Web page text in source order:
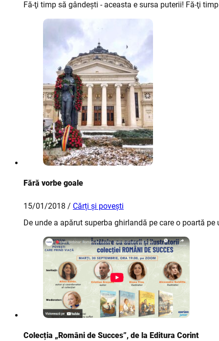
Fă-ţi timp să gândeşti - aceasta e sursa puterii! Fă-ţi
Fără vorbe goale
15/01/2018 / Cărți și povești
De unde a apărut superba ghirlandă pe care o poartă
Colecția „Români de Succes”, de la Editura Corint